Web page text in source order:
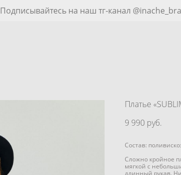
Подписывайтесь на наш тг-канал
Платье
9 990 pуб.
Состав:
Сложно кройное
мягкой с
длинный рукав.